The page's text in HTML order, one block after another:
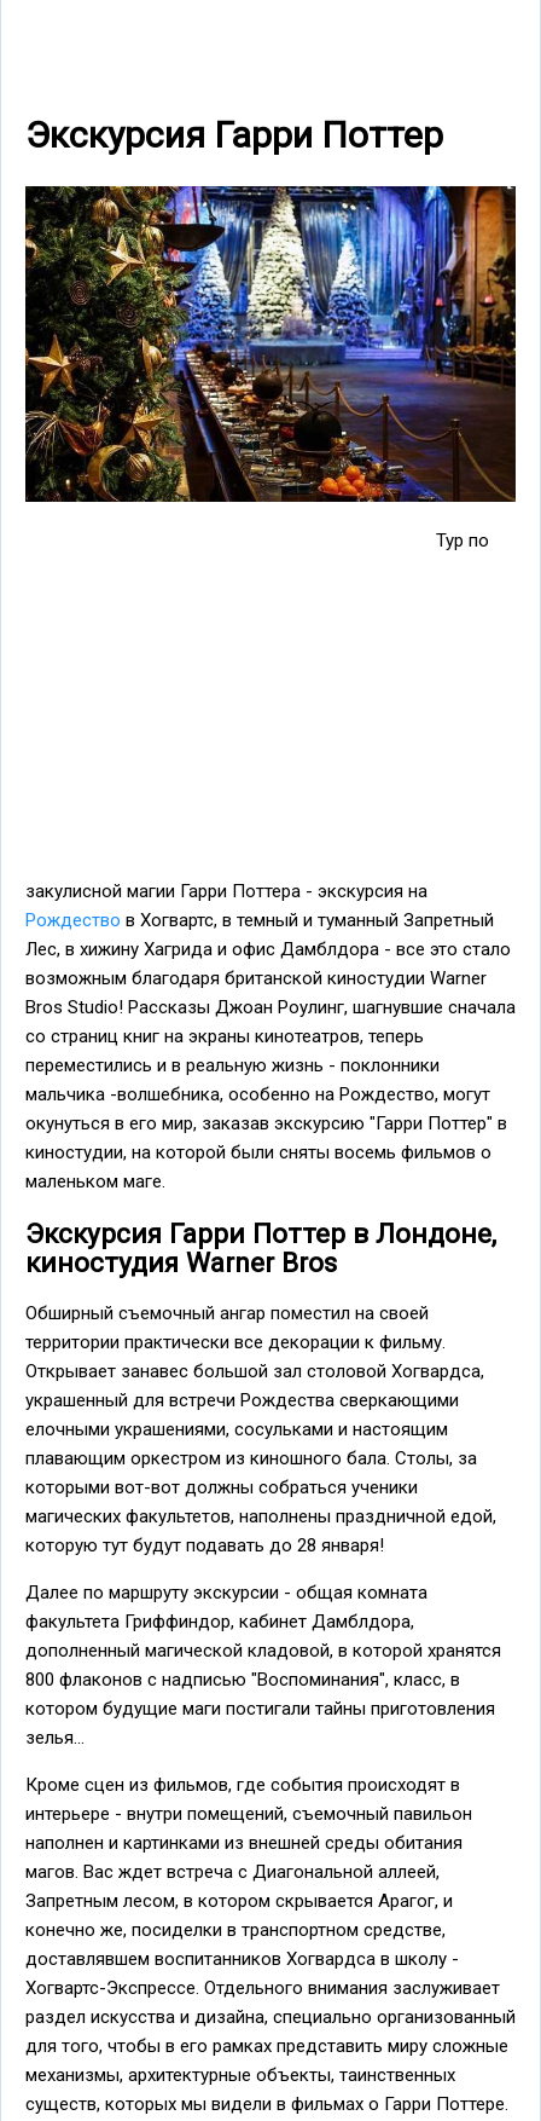
Экскурсия Гарри Поттер
Тур по
закулисной магии Гарри Поттера - экскурсия на
Рождество в Хогвартс, в темный и туманный Запретный
Лес, в хижину Хагрида и офис Дамблдора - все это стало
возможным благодаря британской киностудии Warner
Bros Studio! Рассказы Джоан Роулинг, шагнувшие сначала
со страниц книг на экраны кинотеатров, теперь
переместились и в реальную жизнь - поклонники
мальчика -волшебника, особенно на Рождество, могут
окунуться в его мир, заказав экскурсию "Гарри Поттер" в
киностудии, на которой были сняты восемь фильмов о
маленьком маге.
Экскурсия Гарри Поттер в Лондоне,
киностудия Warner Bros
Обширный съемочный ангар поместил на своей
территории практически все декорации к фильму.
Открывает занавес большой зал столовой Хогвардса,
украшенный для встречи Рождества сверкающими
елочными украшениями, сосульками и настоящим
плавающим оркестром из киношного бала. Столы, за
которыми вот-вот должны собраться ученики
магических факультетов, наполнены праздничной едой,
которую тут будут подавать до 28 января!
Далее по маршруту экскурсии - общая комната
факультета Гриффиндор, кабинет Дамблдора,
дополненный магической кладовой, в которой хранятся
800 флаконов с надписью "Воспоминания", класс, в
котором будущие маги постигали тайны приготовления
зелья...
Кроме сцен из фильмов, где события происходят в
интерьере - внутри помещений, съемочный павильон
наполнен и картинками из внешней среды обитания
магов. Вас ждет встреча с Диагональной аллеей,
Запретным лесом, в котором скрывается Арагог, и
конечно же, посиделки в транспортном средстве,
доставлявшем воспитанников Хогвардса в школу -
Хогвартс-Экспрессе. Отдельного внимания заслуживает
раздел искусства и дизайна, специально организованный
для того, чтобы в его рамках представить миру сложные
механизмы, архитектурные объекты, таинственных
существ, которых мы видели в фильмах о Гарри Поттере.